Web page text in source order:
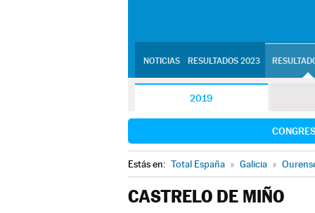
NOTICIAS RESULTADOS 2023
2019
Estás en: Total España » Galicia »
CASTRELO DE MIÑO